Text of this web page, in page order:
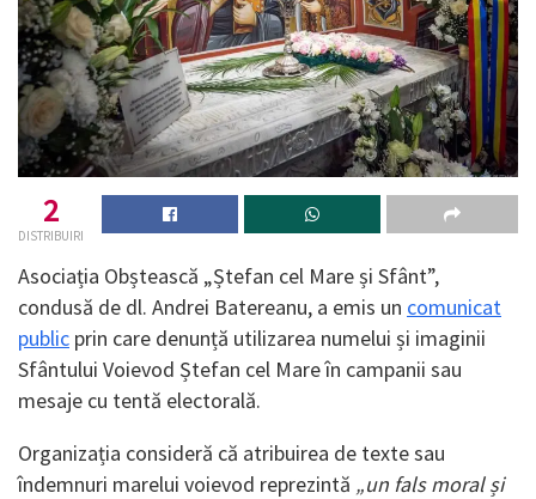
2
DISTRIBUIRI
Asociația Obștească „Ștefan cel Mare și Sfânt”,
condusă de dl. Andrei Batereanu, a emis un comunicat
public prin care denunță utilizarea numelui și imaginii
Sfântului Voievod Ștefan cel Mare în campanii sau
mesaje cu tentă electorală.
Organizația consideră că atribuirea de texte sau
îndemnuri marelui voievod reprezintă „un fals moral și